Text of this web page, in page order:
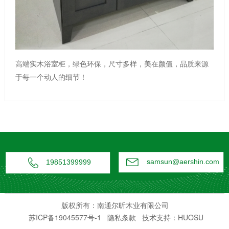
高端实木浴室柜，绿色环保，尺寸多样，美在颜值，品质来源
于每一个动人的细节！
 19851399999  samsun@aershin.com
版权所有：南通尔昕木业有限公司
苏ICP备19045577号-1
隐私条款 技术支持：HUOSU